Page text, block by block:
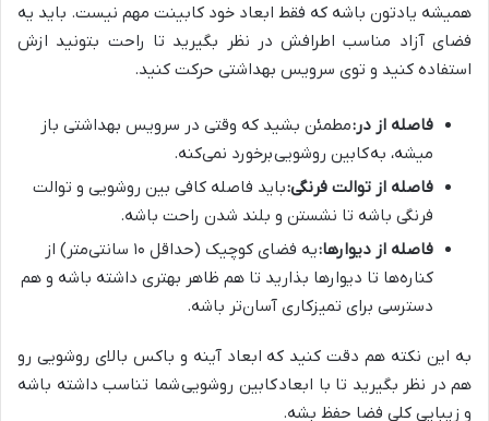
همیشه یادتون باشه که فقط ابعاد خود کابینت مهم نیست. باید یه
فضای آزاد مناسب اطرافش در نظر بگیرید تا راحت بتونید ازش
استفاده کنید و توی سرویس بهداشتی حرکت کنید.
فاصله از در:مطمئن بشید که وقتی در سرویس بهداشتی باز
میشه، بهکابین روشوییبرخورد نمی‌کنه.
فاصله از توالت فرنگی:باید فاصله کافی بین روشویی و توالت
فرنگی باشه تا نشستن و بلند شدن راحت باشه.
فاصله از دیوارها:
یه فضای کوچیک (حداقل ۱۰ سانتی‌متر) از
کناره‌ها تا دیوارها بذارید تا هم ظاهر بهتری داشته باشه و هم
دسترسی برای تمیزکاری آسان‌تر باشه.
به این نکته هم دقت کنید که ابعاد آینه و باکس بالای روشویی رو
هم در نظر بگیرید تا با ابعادکابین روشوییشما تناسب داشته باشه
و زیبایی کلی فضا حفظ بشه.